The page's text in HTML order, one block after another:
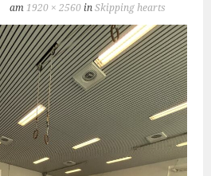
am 1920 × 2560 inSkipping hearts